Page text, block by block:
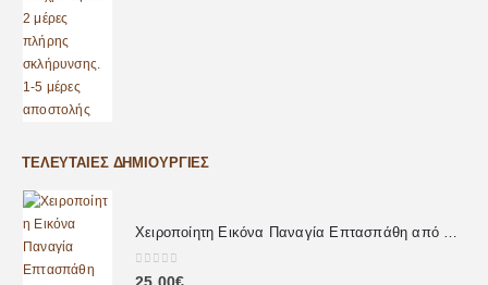
ΤΕΛΕΥΤΑΊΕΣ ΔΗΜΙΟΥΡΓΊΕΣ
Χειροποίητη Εικόνα Παναγία Επτασπάθη από Υγρό Γυαλί
0out of 5